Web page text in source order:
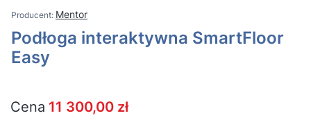
Mentor
Podłoga interaktywna SmartFloor
Easy
Cena 11 300,00 zł